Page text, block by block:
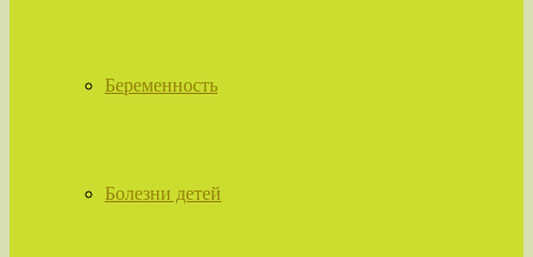
Беременность
Болезни детей